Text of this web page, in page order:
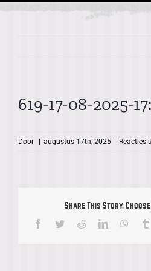
619-17-08-2025-
Door | augustus 17th, 2025 | Reacties
Share This Story,
Facebook
TwitterRedditLinkedIn